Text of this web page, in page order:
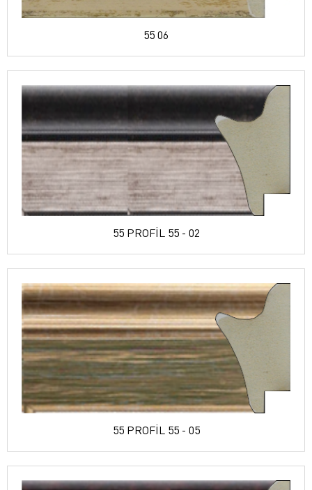
55 06
55 PROFİL 55 - 02
55 PROFİL 55 - 05